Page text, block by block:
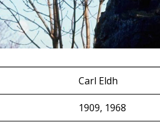
Carl Eldh
1909, 1968